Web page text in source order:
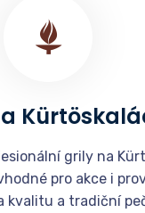
grily na
pro akce i
kvalitu a tradiční